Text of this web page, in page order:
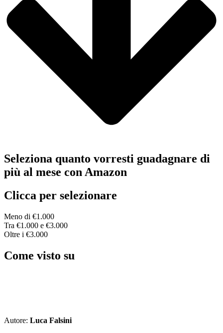
Seleziona quanto vorresti guadagnare di
più al mese con Amazon
Clicca per selezionare
Meno di €1.000
Tra €1.000 e €3.000
Oltre i €3.000
Come visto su
Autore: Luca Falsini